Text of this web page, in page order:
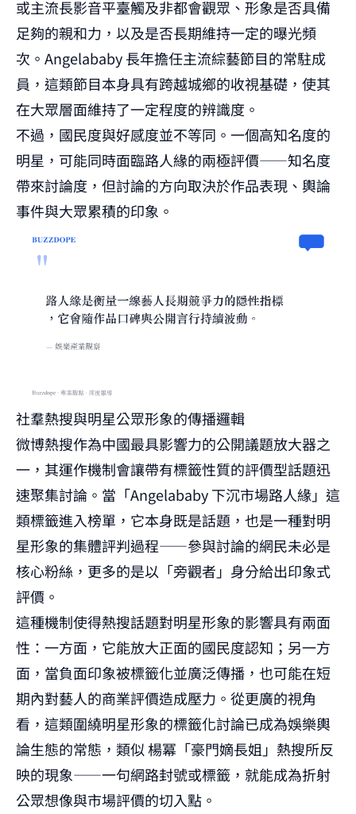
或主流長影音平臺觸及非都會觀眾、形象是否具備
足夠的親和力，以及是否長期維持一定的曝光頻
次。Angelababy 長年擔任主流綜藝節目的常駐成
員，這類節目本身具有跨越城鄉的收視基礎，使其
在大眾層面維持了一定程度的辨識度。
不過，國民度與好感度並不等同。一個高知名度的
明星，可能同時面臨路人緣的兩極評價——知名度
帶來討論度，但討論的方向取決於作品表現、輿論
事件與大眾累積的印象。
社羣熱搜與明星公眾形象的傳播邏輯
微博熱搜作為中國最具影響力的公開議題放大器之
一，其運作機制會讓帶有標籤性質的評價型話題迅
速聚集討論。當「Angelababy 下沉市場路人緣」這
類標籤進入榜單，它本身既是話題，也是一種對明
星形象的集體評判過程——參與討論的網民未必是
核心粉絲，更多的是以「旁觀者」身分給出印象式
評價。
這種機制使得熱搜話題對明星形象的影響具有兩面
性：一方面，它能放大正面的國民度認知；另一方
面，當負面印象被標籤化並廣泛傳播，也可能在短
期內對藝人的商業評價造成壓力。從更廣的視角
看，這類圍繞明星形象的標籤化討論已成為娛樂輿
論生態的常態，類似楊冪「豪門嫡長姐」熱搜所反
映的現象——一句網路封號或標籤，就能成為折射
公眾想像與市場評價的切入點。